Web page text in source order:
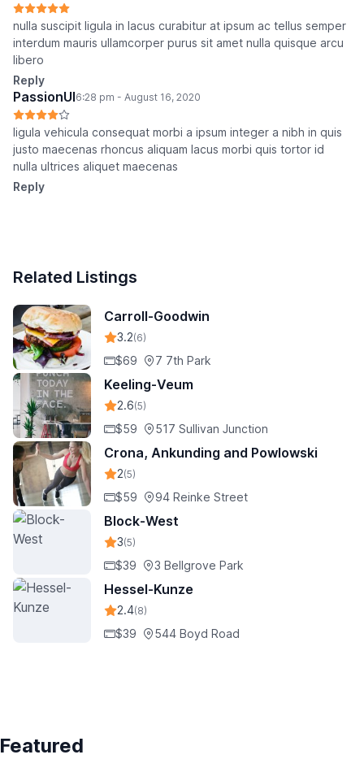
nulla suscipit ligula in lacus curabitur at ipsum ac tellus semper
interdum mauris ullamcorper purus sit amet nulla quisque arcu
libero
Reply
PassionUI6:28 pm - August 16, 2020
ligula vehicula consequat morbi a ipsum integer a nibh in quis
justo maecenas rhoncus aliquam lacus morbi quis tortor id
nulla ultrices aliquet maecenas
Reply
Related Listings
Carroll-Goodwin
3.2(6)
$69 7 7th Park
Keeling-Veum
2.6(5)
$59 517 Sullivan Junction
Crona, Ankunding and Powlowski
2(5)
$59 94 Reinke Street
Block-West
3(5)
$39 3 Bellgrove Park
Hessel-Kunze
2.4(8)
$39 544 Boyd Road
Featured